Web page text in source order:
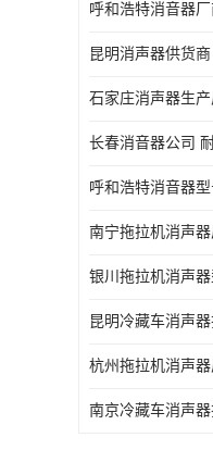
呼和浩特消音器厂
昆明消声器供货商
呼和浩特消音器
南宁拖拉机消声
杭州拖拉机消声
南京冷藏车消声